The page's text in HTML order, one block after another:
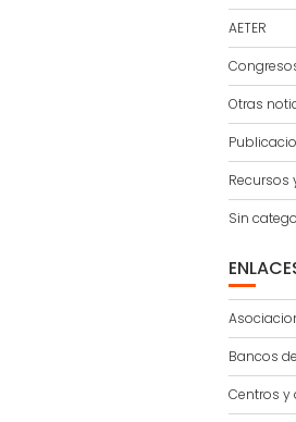
AETER
Otras
Recursos
Sin
Bancos
Centros